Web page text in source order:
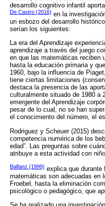
desarrollo cognitivo infantil
De Castro (2016) en la
un esbozo del desarrollo
serían los siguientes:
La era del Aprendizaje
aprendizaje a través del juego
en que las matemáticas reciben
hasta la educación primaria y
1960, bajo la influencia de
tiene ciertas limitaciones
destaca la presencia de las
culturalmente situado de 1980 a
emergente del Aprendizaje
pesar de lo cual, no se han
el conocimiento del número, el
Rodriguez y Scheuer (2015)
competencia numérica de los
edad”. Las preguntas sobre
atribuye a esta actividad con
Balfanz (1999) explica que durante
matemáticas son adecuadas en
Froebel, hasta la eliminación
psicológico o pedagógico, que